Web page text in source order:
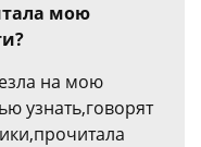
мою
на мою
узнать,говорят